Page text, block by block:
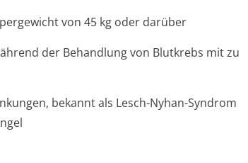
von 45 kg oder darüber
der Behandlung von Blutkrebs mit zu
bekannt als Lesch-Nyhan-Syndrom